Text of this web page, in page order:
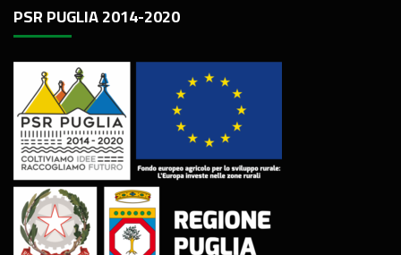
PSR PUGLIA 2014-2020